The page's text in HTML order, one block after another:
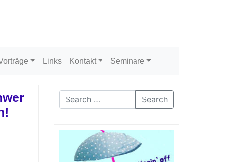
Links Kontakt Seminare
Search